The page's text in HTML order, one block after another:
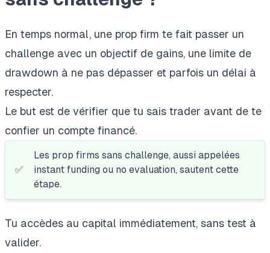
En temps normal, une prop firm te fait passer un
challenge avec un objectif de gains, une limite de
drawdown à ne pas dépasser et parfois un délai à
respecter.
Le but est de vérifier que tu sais trader avant de te
confier un compte financé.
✅
Les prop firms sans challenge, aussi appelées
instant funding ou no evaluation, sautent cette
étape.
Tu accèdes au capital immédiatement, sans test à
valider.